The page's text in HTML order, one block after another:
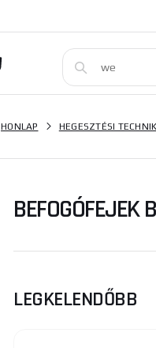
HONLAP HEGESZTÉSI
BEFOGÓFEJEK
LEGKELENDŐBB